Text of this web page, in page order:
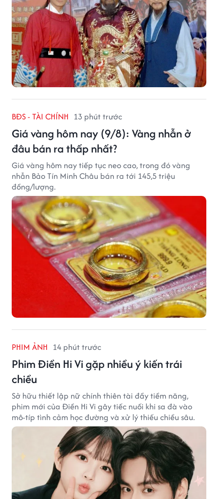
BĐS - TÀI CHÍNH 13 phút trước
Giá vàng hôm nay (9/8): Vàng nhẫn ở
đâu bán ra thấp nhất?
Giá vàng hôm nay tiếp tục neo cao, trong đó vàng
nhẫn Bảo Tín Minh Châu bán ra tới 145,5 triệu
đồng/lượng.
PHIM ẢNH 14 phút trước
Phim Điền Hi Vi gặp nhiều ý kiến trái
chiều
Sở hữu thiết lập nữ chính thiên tài đầy tiềm năng,
phim mới của Điền Hi Vi gây tiếc nuối khi sa đà vào
mô-típ tình cảm học đường và xử lý thiếu chiều sâu.